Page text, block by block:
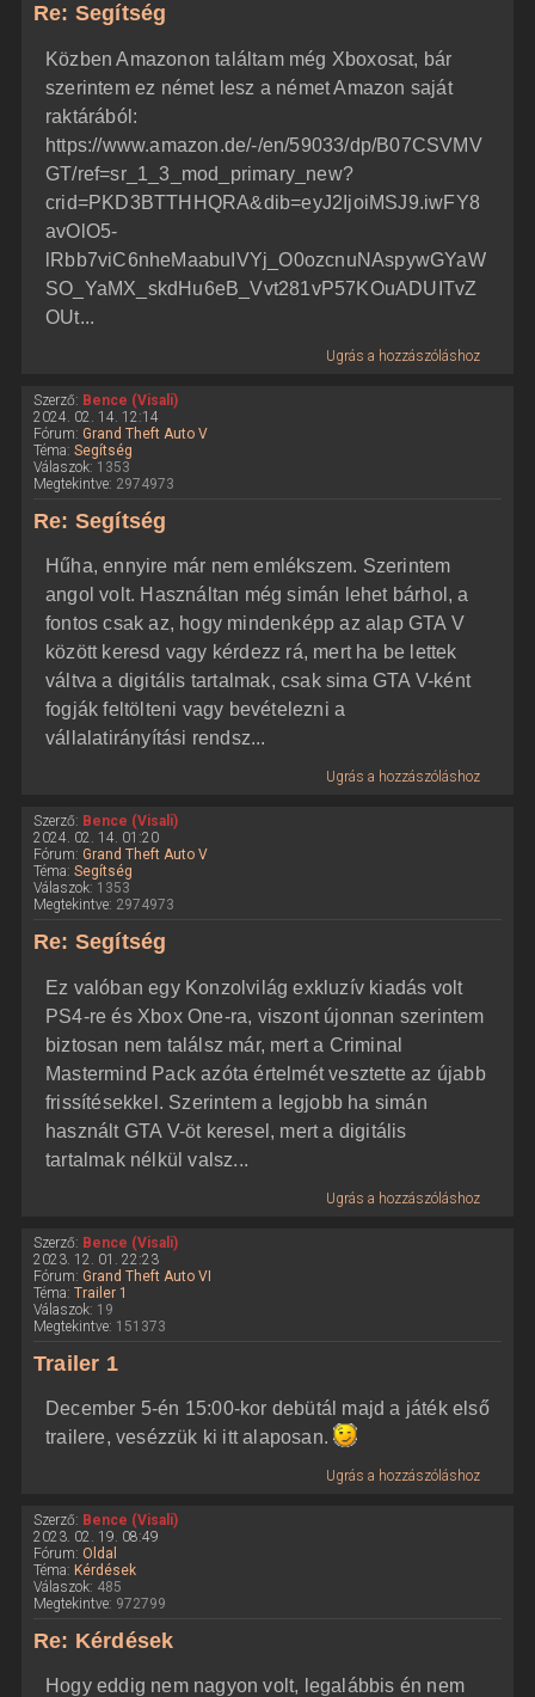
Re: Segítség
Közben Amazonon találtam még Xboxosat, bár
szerintem ez német lesz a német Amazon saját
raktárából:
https://www.amazon.de/-/en/59033/dp/B07CSVMV
GT/ref=sr_1_3_mod_primary_new?
crid=PKD3BTTHHQRA&dib=eyJ2IjoiMSJ9.iwFY8
avOlO5-
lRbb7viC6nheMaabuIVYj_O0ozcnuNAspywGYaW
SO_YaMX_skdHu6eB_Vvt281vP57KOuADUITvZ
OUt...
Ugrás a hozzászóláshoz
Szerző: Bence (Visali)
2024. 02. 14. 12:14
Fórum: Grand Theft Auto V
Téma: Segítség
Válaszok: 1353
Megtekintve: 2974973
Re: Segítség
Hűha, ennyire már nem emlékszem. Szerintem
angol volt. Használtan még simán lehet bárhol, a
fontos csak az, hogy mindenképp az alap GTA V
között keresd vagy kérdezz rá, mert ha be lettek
váltva a digitális tartalmak, csak sima GTA V-ként
fogják feltölteni vagy bevételezni a
vállalatirányítási rendsz...
Ugrás a hozzászóláshoz
Szerző: Bence (Visali)
2024. 02. 14. 01:20
Fórum: Grand Theft Auto V
Téma: Segítség
Válaszok: 1353
Megtekintve: 2974973
Re: Segítség
Ez valóban egy Konzolvilág exkluzív kiadás volt
PS4-re és Xbox One-ra, viszont újonnan szerintem
biztosan nem találsz már, mert a Criminal
Mastermind Pack azóta értelmét vesztette az újabb
frissítésekkel. Szerintem a legjobb ha simán
használt GTA V-öt keresel, mert a digitális
tartalmak nélkül valsz...
Ugrás a hozzászóláshoz
Szerző: Bence (Visali)
2023. 12. 01. 22:23
Fórum: Grand Theft Auto VI
Téma: Trailer 1
Válaszok: 19
Megtekintve: 151373
Trailer 1
December 5-én 15:00-kor debütál majd a játék első
trailere, vesézzük ki itt alaposan.
Ugrás a hozzászóláshoz
Szerző: Bence (Visali)
2023. 02. 19. 08:49
Fórum: Oldal
Téma: Kérdések
Válaszok: 485
Megtekintve: 972799
Re: Kérdések
Hogy eddig nem nagyon volt, legalábbis én nem